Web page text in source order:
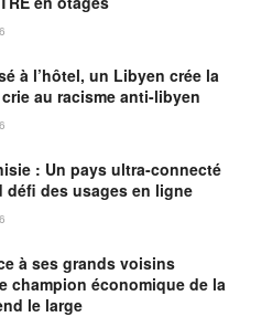
groupe WPP (NASDAQ :
d’informations, visitez
ou https://www.ogilvy.com/,
et Facebook à @Ogilvy et
à l’hôtel, un Libyen crée la
au racisme anti-libyen
: Un pays ultra-connecté
défi des usages en ligne
à ses grands voisins
champion économique de la
le large